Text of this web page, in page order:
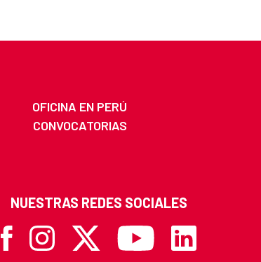
OFICINA EN PERÚ
CONVOCATORIAS
NUESTRAS REDES SOCIALES
FacebookInstagram
X Youtube Linkedin